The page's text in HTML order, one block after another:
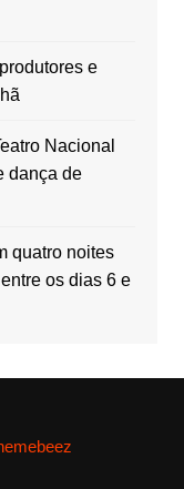
e
Nacional
dança de
quatro noites
os dias 6 e